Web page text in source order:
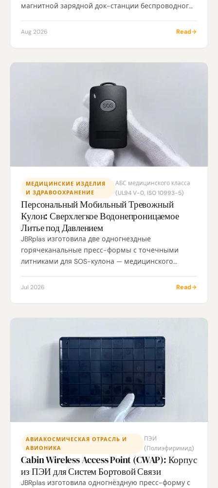
магнитной зарядной док-станции беспроводного
весом 2 г с косметической поверхностью класса А,
оптимизацией положения литника, конформным
уточнением уклонов по DFM для бренда бытовой
Aug 2026 Read
МЕДИЦИНСКИЕ ИЗДЕЛИЯ
И ЗДРАВООХРАНЕНИЕ
АБС медицинского класса
(UL94 V-0, ISO 10993-5)
Персональный Мобильный Тревожный
Кулон: Сверхлегкое Водонепроницаемое
Литье под Давлением
JBRplas изготовила две одногнездные
горячеканальные пресс-формы с точечными
литниками для SOS-кулона — медицинского
размером 30×55×10 мм при весе 7 г со
биосовместимостью по ISO 10993-5 и серебро-
экстренного реагирования для пожилых людей.
Jul 2026 Read
АВИАКОСМИЧЕСКАЯ ОТРАСЛЬ И
АВИОНИКА
ПЭИ
(Полиэфиримид)
Cabin Wireless Access Point (CWAP): Корпус
из ПЭИ для Систем Бортовой Связи
JBRplas изготовила одногнёздную пресс-форму с